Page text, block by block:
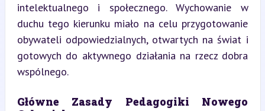
intelektualnego i społecznego. Wychowanie w
duchu tego kierunku miało na celu przygotowanie
obywateli odpowiedzialnych, otwartych na świat i
gotowych do aktywnego działania na rzecz dobra
wspólnego.
Główne Zasady Pedagogiki Nowego